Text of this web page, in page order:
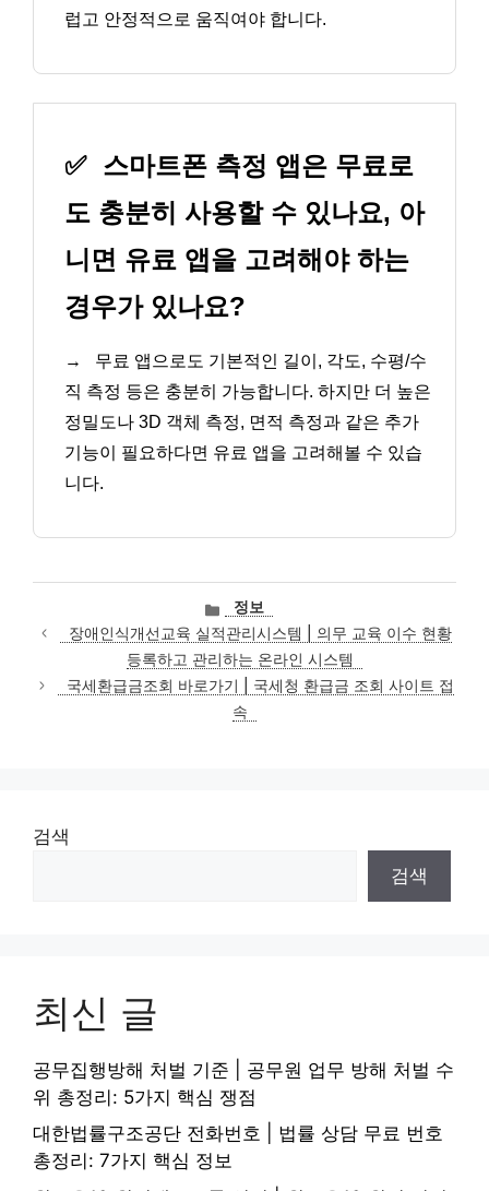
럽고 안정적으로 움직여야 합니다.
✅ 스마트폰 측정 앱은 무료로
도 충분히 사용할 수 있나요, 아
니면 유료 앱을 고려해야 하는
경우가 있나요?
→
무료 앱으로도 기본적인 길이, 각도, 수평/수
직 측정 등은 충분히 가능합니다. 하지만 더 높은
정밀도나 3D 객체 측정, 면적 측정과 같은 추가
기능이 필요하다면 유료 앱을 고려해볼 수 있습
니다.
카
테
고
리
정보
장애인식개선교육 실적관리시스템 | 의무 교육 이수 현황
등록하고 관리하는 온라인 시스템
국세환급금조회 바로가기 | 국세청 환급금 조회 사이트 접
속
검색
검색
최신 글
공무집행방해 처벌 기준 | 공무원 업무 방해 처벌 수
위 총정리: 5가지 핵심 쟁점
대한법률구조공단 전화번호 | 법률 상담 무료 번호
총정리: 7가지 핵심 정보